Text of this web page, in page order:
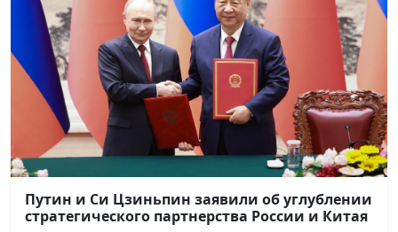
Путин и Си Цзиньпин заявили об углублении
стратегического партнерства России и Китая